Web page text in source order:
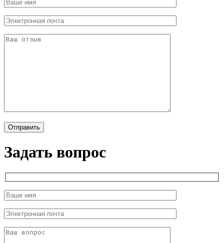
Задать вопрос